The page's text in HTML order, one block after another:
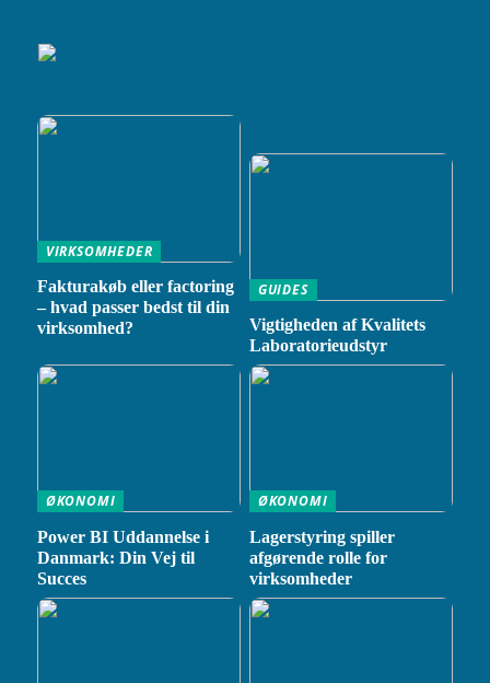
VIRKSOMHEDER
Fakturakøb eller factoring
– hvad passer bedst til din
virksomhed?
GUIDES
Vigtigheden af Kvalitets
Laboratorieudstyr
ØKONOMI
Power BI Uddannelse i
Danmark: Din Vej til
Succes
ØKONOMI
Lagerstyring spiller
afgørende rolle for
virksomheder